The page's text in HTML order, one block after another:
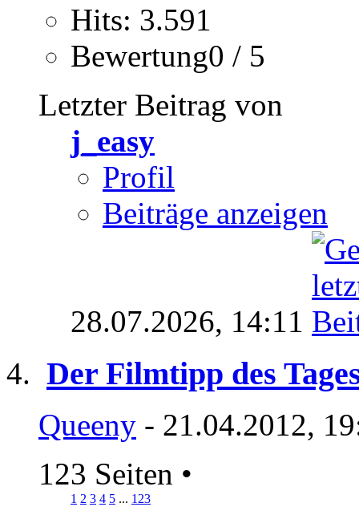
Hits: 3.591
Bewertung0 / 5
Letzter Beitrag von
j_easy
Profil
Beiträge anzeigen
28.07.2026, 14:11
Der Filmtipp des
Queeny - 21.04.2012,
123 Seiten •
1 2 3 4 5 ... 123